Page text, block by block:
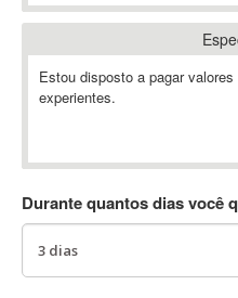
Ableton
Ableton Push
Abstract
AC3
Estou disposto a pagar
experientes.
Durante quantos dias você